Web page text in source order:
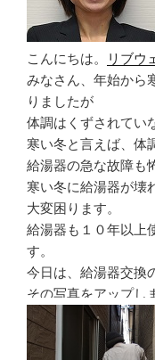
こんにちは。 リブウ
みなさん、年始から
りましたが
体調はくずされてい
寒い冬と言えば、体
給湯器の急な故障も
寒い冬に給湯器が壊
大変困ります。
給湯器も１０年以上
す。
今日は、給湯器交換
その写真をアップし